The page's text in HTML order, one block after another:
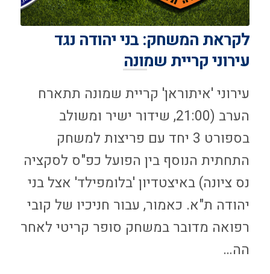
לקראת המשחק: בני יהודה נגד
עירוני קריית שמונה
עירוני 'איתוראן' קריית שמונה תתארח
הערב (21:00, שידור ישיר ומשולב
בספורט 3 יחד עם פריצות למשחק
התחתית הנוסף בין הפועל כפ"ס לסקציה
נס ציונה) באיצטדיון 'בלומפילד' אצל בני
יהודה ת"א. כאמור, עבור חניכיו של קובי
רפואה מדובר במשחק סופר קריטי לאחר
הה…